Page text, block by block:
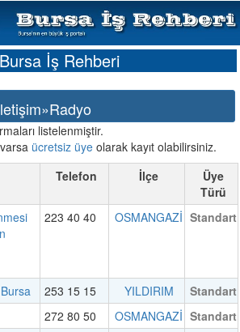
Bursa İş Rehberi
listelenmiştir.
ücretsiz üye olarak kayıt olabilirsiniz.
Telefon İlçe
Üye
Türü
223 40 40 OSMANGAZİ Standart
253 15 15 YILDIRIM
Standart
272 80 50 OSMANGAZİ Standart